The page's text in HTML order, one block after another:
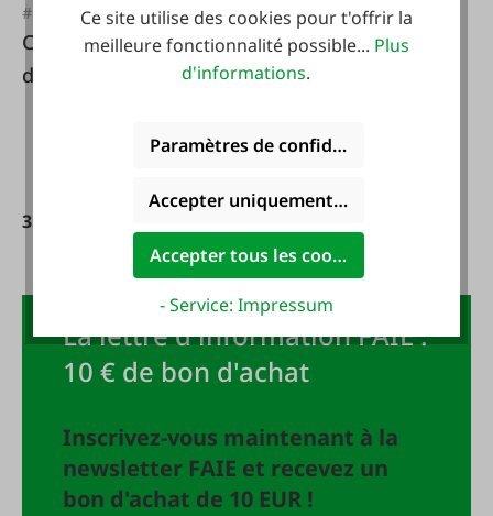
#FA121711
Couvercle pour pot
de fermentation 15l
35,99 €*
La lettre d'information FAIE :
10 € de bon d'achat
Inscrivez-vous maintenant à la
newsletter FAIE et recevez un
bon d'achat de 10 EUR !
Ce site utilise des cookies pour t'offrir la
meilleure fonctionnalité possible... Plus
d'informations.
Paramètres de confidentialité
Accepter uniquement les cookies
Accepter tous les cookies
- Service: Impressum